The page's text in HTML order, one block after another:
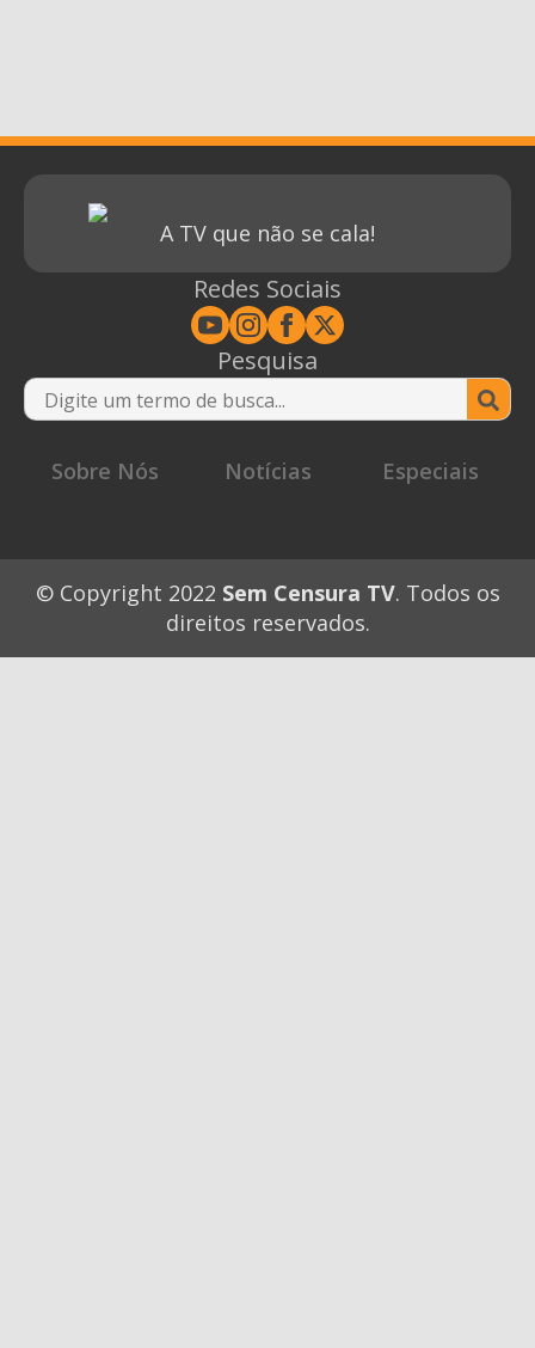
A TV que não se cala!
Redes Sociais
Pesquisa
Sobre Nós
Notícias Especiais
© Copyright 2022 Sem Censura TV. Todos os
direitos reservados.